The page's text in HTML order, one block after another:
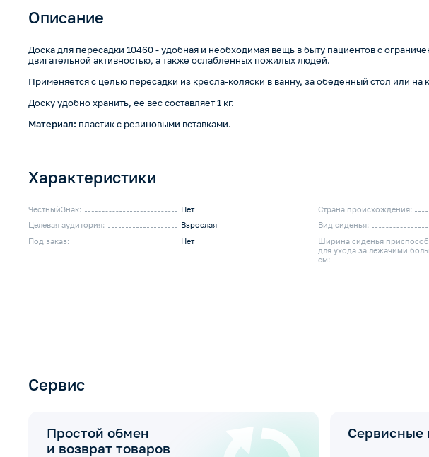
Описание
Доска для пересадки 10460 - удобная и необходимая вещь в быту пациентов с
двигательной активностью, а также ослабленных пожилых людей.
Применяется с целью пересадки из кресла-коляски в ванну, за обеденный стол или на
Доску удобно хранить, ее вес составляет 1 кг.
Материал: пластик с резиновыми вставками.
Характеристики
ЧестныйЗнак:
Нет
Целевая аудитория:
Взрослая
Под заказ:
Нет
Страна происхождения:
Вид сиденья:
Ширина сиденья
для ухода за лежачими
см:
Сервис
Простой обмен
и возврат товаров
Сервисные